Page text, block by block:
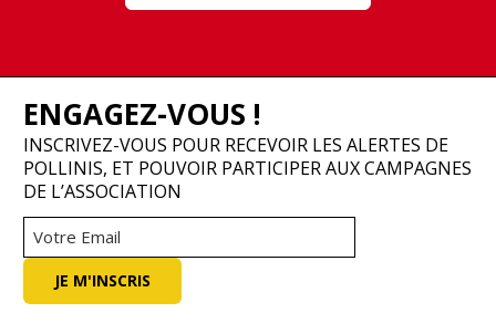
ENGAGEZ-VOUS !
INSCRIVEZ-VOUS POUR RECEVOIR LES ALERTES DE
POLLINIS, ET POUVOIR PARTICIPER AUX CAMPAGNES
DE L’ASSOCIATION